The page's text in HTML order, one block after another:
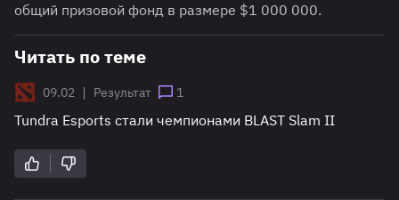
общий призовой фонд в размере $1 000 000.
Читать по теме
09.02 | Результат 1
Tundra Esports стали чемпионами BLAST Slam II